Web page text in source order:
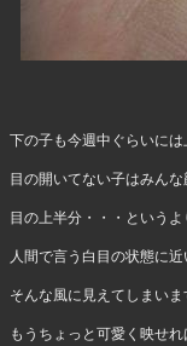
下の子も今週中ぐらいに
目の開いてない子はみん
目の上半分・・・という
人間で言う白目の状態に近
そんな風に見えてしまいま
もうちょっと可愛く映せ